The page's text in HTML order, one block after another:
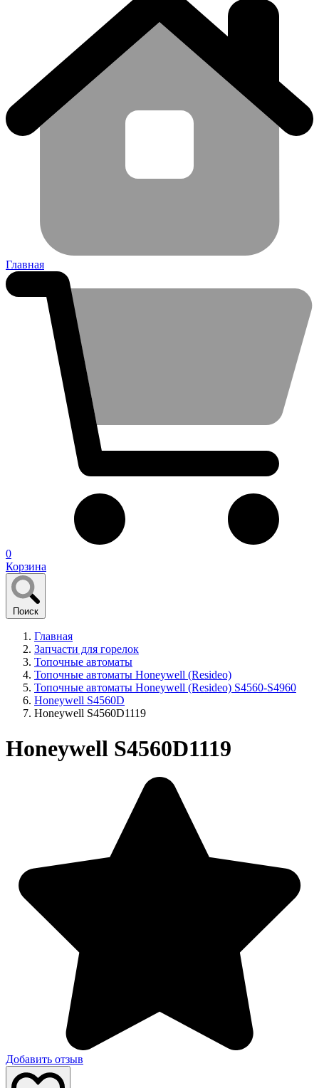
Главная
0
Корзина
Поиск
Главная
Запчасти для горелок
Топочные автоматы
Топочные автоматы Honeywell (Resideo)
Топочные автоматы Honeywell (Resideo) S4560-S4960
Honeywell S4560D
Honeywell S4560D1119
Honeywell S4560D1119
Добавить отзыв